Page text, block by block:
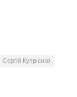
Сергій Купрієнко